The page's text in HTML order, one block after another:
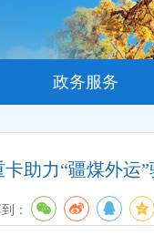
政务服务
助力“疆煤外运”
：